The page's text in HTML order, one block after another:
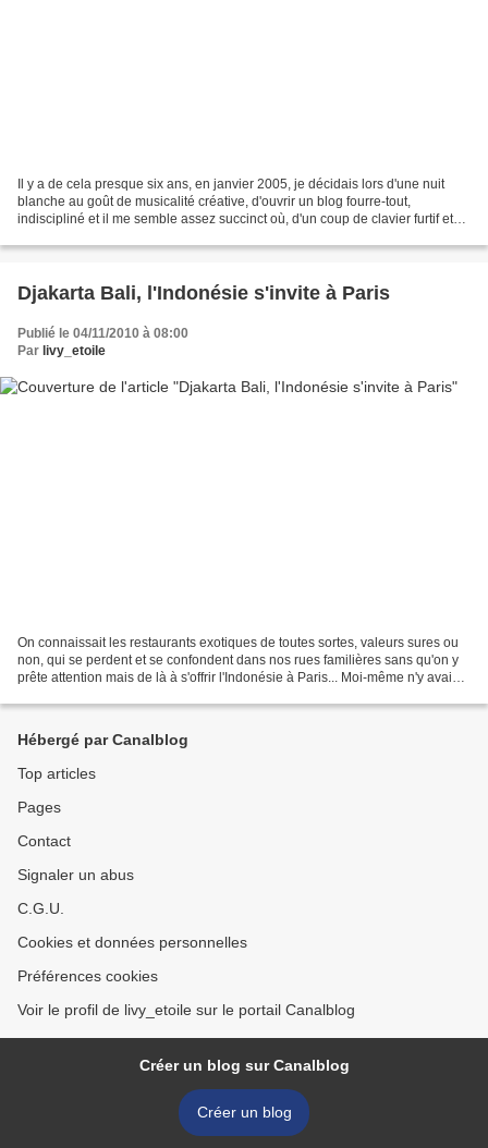
Il y a de cela presque six ans, en janvier 2005, je décidais lors d'une nuit
blanche au goût de musicalité créative, d'ouvrir un blog fourre-tout,
indiscipliné et il me semble assez succinct où, d'un coup de clavier furtif et
Djakarta Bali, l'Indonésie s'invite à Paris
Publié le 04/11/2010 à 08:00
Par livy_etoile
On connaissait les restaurants exotiques de toutes sortes, valeurs sures ou
non, qui se perdent et se confondent dans nos rues familières sans qu'on y
prête attention mais de là à s'offrir l'Indonésie à Paris... Moi-même n'y avais
Hébergé par Canalblog
Top articles
Pages
Contact
Signaler un abus
C.G.U.
Cookies et données personnelles
Préférences cookies
Voir le profil de livy_etoile sur le portail Canalblog
Créer un blog sur Canalblog
Créer un blog